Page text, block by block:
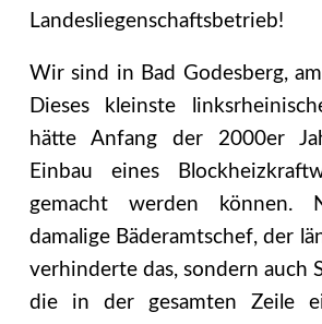
Landesliegenschaftsbetrieb!
Wir sind in Bad Godesberg,
Dieses kleinste
hätte Anfang der 2000er
Einbau eines
gemacht werden
damalige Bäderamtschef, der
verhinderte das, sondern auch
die in der gesamten Zeile